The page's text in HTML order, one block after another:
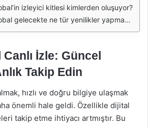
izleyici kitlesi kimlerden oluşuyor?
gelecekte ne tür yenilikler yapmayı planlıyor?
İzle: Güncel
Takip Edin
hızlı ve doğru bilgiye ulaşmak
önemli hale geldi. Özellikle dijital
takip etme ihtiyacı artmıştır. Bu